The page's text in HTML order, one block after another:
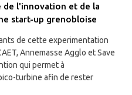
de l'innovation et de la
start-up grenobloise
de cette experimentation
Annemasse Agglo et Save
qui permet à
turbine afin de rester